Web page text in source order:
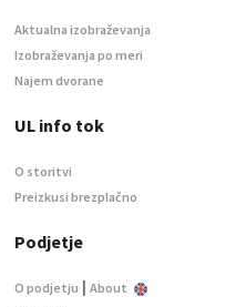
Aktualna izobraževanja
Izobraževanja po meri
Najem dvorane
UL info tok
O storitvi
Preizkusi brezplačno
Podjetje
O podjetju | About